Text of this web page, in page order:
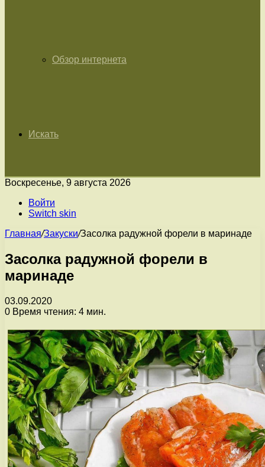
Обзор интернета
Искать
Воскресенье, 9 августа 2026
Войти
Switch skin
Главная/Закуски/Засолка радужной форели в маринаде
Засолка радужной форели в
маринаде
03.09.2020
0 Время чтения: 4 мин.